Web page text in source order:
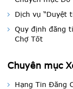
Dịch vụ “Duyệt
Quy định đăng
Chợ Tốt
Chuyên mục
Hạng Tin Đăng